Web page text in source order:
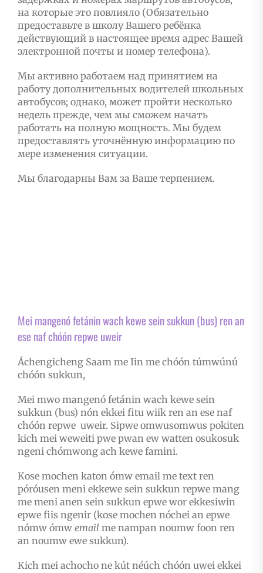
на которые это повлияло (Обязательно
предоставьте в школу Вашего ребёнка
действующий в настоящее время адрес Вашей
электронной почты и номер телефона).
Мы активно работаем над принятием на
работу дополнительных водителей школьных
автобусов; однако, может пройти несколько
недель прежде, чем мы сможем начать
работать на полную мощность. Мы будем
предоставлять уточнённую информацию по
мере изменения ситуации.
Мы благодарны Вам за Ваше терпением.
Mei mangenó fetánin wach kewe sein sukkun (bus) ren an
ese naf chóón repwe uweir
Áchengicheng Saam me Iin me chóón túmwúnú
chóón sukkun,
Mei mwo mangenó fetánin wach kewe sein
sukkun (bus) nón ekkei fitu wiik ren an ese naf
chóón repwe uweir. Sipwe omwusomwus pokiten
kich mei weweiti pwe pwan ew watten osukosuk
ngeni chómwong ach kewe famini.
Kose mochen katon ómw email me text ren
póróusen meni ekkewe sein sukkun repwe mang
me meni anen sein sukkun epwe wor ekkesiwin
epwe fiis ngenir (kose mochen nóchei an epwe
nómw ómw email me nampan noumw foon ren
an noumw ewe sukkun).
Kich mei achocho ne kút néúch chóón uwei ekkei